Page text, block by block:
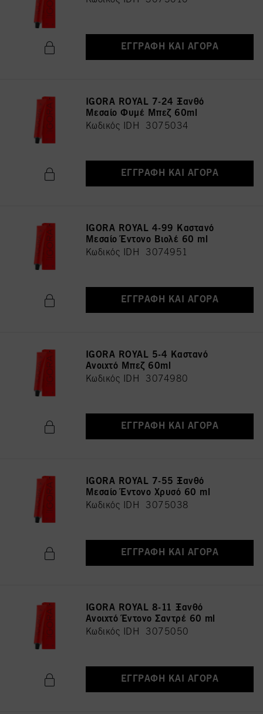
ΕΓΓΡΑΦΉ ΚΑΙ ΑΓΟΡΆ
IGORA ROYAL 7-24 Ξανθό
Μεσαίο Φυμέ Μπεζ 60ml
Κωδικός IDH 3075034
ΕΓΓΡΑΦΉ ΚΑΙ ΑΓΟΡΆ
IGORA ROYAL 4-99 Καστανό
Μεσαίο Έντονο Βιολέ 60 ml
Κωδικός IDH 3074951
ΕΓΓΡΑΦΉ ΚΑΙ ΑΓΟΡΆ
IGORA ROYAL 5-4 Καστανό
Ανοιχτό Μπεζ 60ml
Κωδικός IDH 3074980
ΕΓΓΡΑΦΉ ΚΑΙ ΑΓΟΡΆ
IGORA ROYAL 7-55 Ξανθό
Μεσαίο Έντονο Χρυσό 60 ml
Κωδικός IDH 3075038
ΕΓΓΡΑΦΉ ΚΑΙ ΑΓΟΡΆ
IGORA ROYAL 8-11 Ξανθό
Ανοιχτό Έντονο Σαντρέ 60 ml
Κωδικός IDH 3075050
ΕΓΓΡΑΦΉ ΚΑΙ ΑΓΟΡΆ